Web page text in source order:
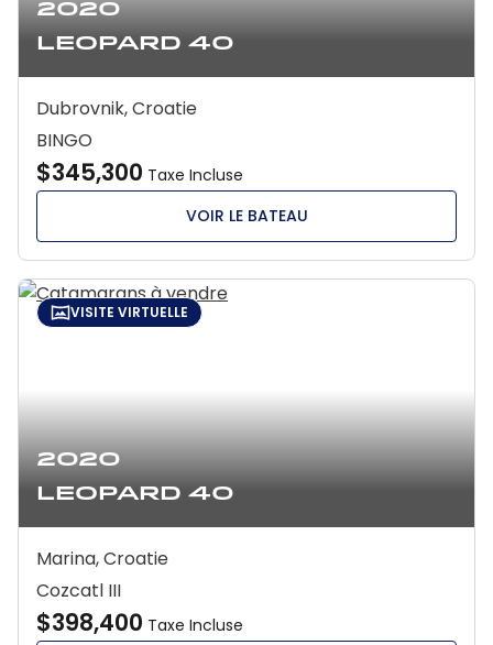
2020
Leopard 40
Dubrovnik, Croatie
BINGO
$345,300 Taxe Incluse
VOIR LE BATEAU
2020
Leopard 40
VISITE VIRTUELLE
Marina, Croatie
Cozcatl III
$398,400 Taxe Incluse